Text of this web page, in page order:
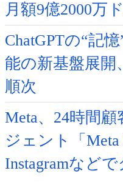
月額9億2000万
ChatGPTの“記
能の新基盤展開
順次
Meta、24時間
ジェント「Meta
Instagramなど